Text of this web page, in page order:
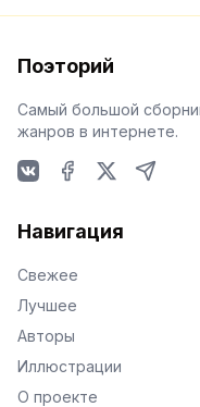
Поэторий
Самый большой
жанров в интернете.
Навигация
Свежее
Лучшее
Авторы
Иллюстрации
О проекте